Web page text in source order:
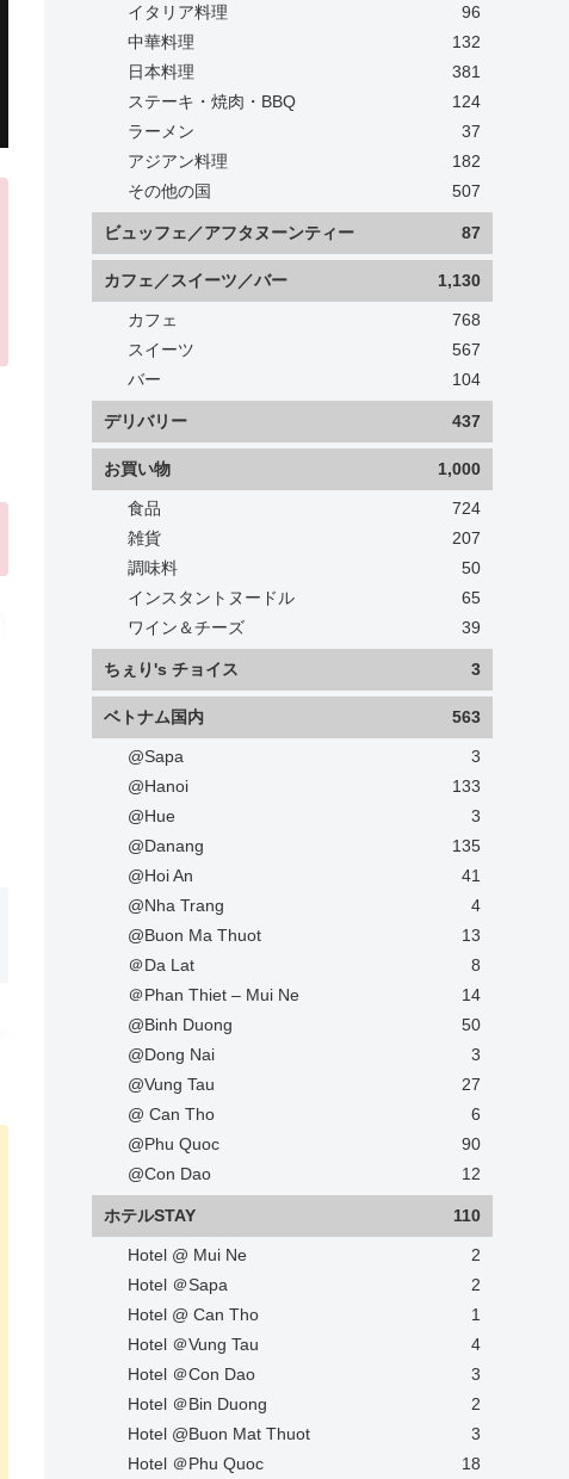
イタリア料理
96
中華料理
132
日本料理
381
ステーキ・焼肉・BBQ
124
ラーメン
37
アジアン料理
182
その他の国
507
ビュッフェ／アフタヌーンティー 87
カフェ／スイーツ／バー 1,130
カフェ
768
スイーツ
567
バー
104
デリバリー 437
お買い物 1,000
食品
724
雑貨
207
調味料
50
インスタントヌードル
65
ワイン＆チーズ
39
ちぇり's チョイス 3
ベトナム国内 563
@Sapa
3
@Hanoi
133
@Hue
3
@Danang
135
@Hoi An
41
@Nha Trang
4
@Buon Ma Thuot
13
＠Da Lat
8
＠Phan Thiet – Mui Ne
14
@Binh Duong
50
@Dong Nai
3
@Vung Tau
27
@ Can Tho
6
@Phu Quoc
90
@Con Dao
12
ホテルSTAY 110
Hotel @ Mui Ne
2
Hotel ＠Sapa
2
Hotel @ Can Tho
1
Hotel ＠Vung Tau
4
Hotel ＠Con Dao
3
Hotel ＠Bin Duong
2
Hotel @Buon Mat Thuot
3
Hotel ＠Phu Quoc
18